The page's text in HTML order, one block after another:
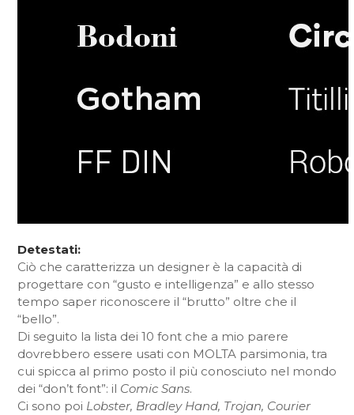
Detestati:
Ciò che caratterizza un designer è la capacità di
progettare con “gusto e intelligenza” e allo stesso
tempo saper riconoscere il “brutto” oltre che il
“bello”.
Di seguito la lista dei 10 font che a mio parere
dovrebbero essere usati con MOLTA parsimonia, tra
cui spicca al primo posto il più conosciuto nel mondo
dei “don’t font”: il Comic Sans.
Ci sono poi Lobster, Bradley Hand, Trojan, Courier